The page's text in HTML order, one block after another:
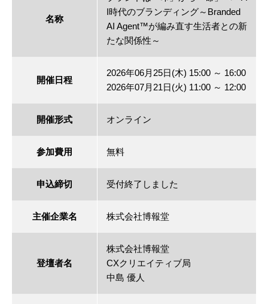
名称
I時代のブランディング～Branded
AI Agent™が編み直す生活者との新
たな関係性～
開催日程
2026年06月25日(木) 15:00 ～ 16:00
2026年07月21日(火) 11:00 ～ 12:00
開催形式 オンライン
参加費用 無料
申込締切 受付終了しました
主催企業名 株式会社博報堂
登壇者名
株式会社博報堂
CXクリエイティブ局
中島 優人